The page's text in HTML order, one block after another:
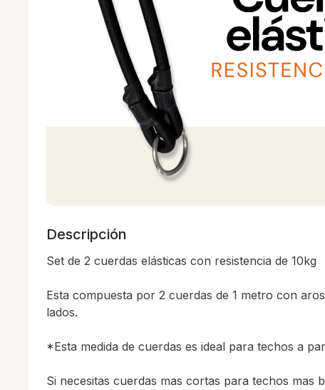
Descripción
Set de 2 cuerdas elásticas con resistencia de 10kg
Esta compuesta por 2 cuerdas de 1 metro con
lados.
*Esta medida de cuerdas es ideal para techos a
Si necesitas cuerdas mas cortas para techos mas